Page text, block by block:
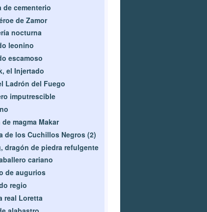
de cementerio
de Zamor
nocturna
leonino
escamoso
el Injertado
Ladrón del Fuego
imputrescible
de magma Makar
de los Cuchillos Negros (2)
dragón de piedra refulgente
cariano
de augurios
regio
real Loretta